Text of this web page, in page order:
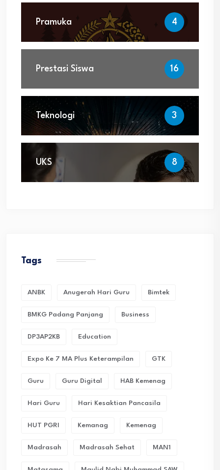
Pramuka 4
Prestasi Siswa 16
Teknologi 3
UKS 8
Tags
ANBK Anugerah Hari Guru Bimtek
BMKG Padang Panjang Business
DP3AP2KB Education
Expo Ke 7 MA Plus Keterampilan GTK
Guru Guru Digital HAB Kemenag
Hari Guru Hari Kesaktian Pancasila
HUT PGRI Kemanag Kemenag
Madrasah Madrasah Sehat MAN1